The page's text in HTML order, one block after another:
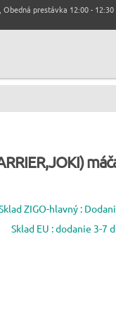
prestávka 12:00 - 12:30
ZIGO-hlavný :
Sklad EU : dodanie 3-7